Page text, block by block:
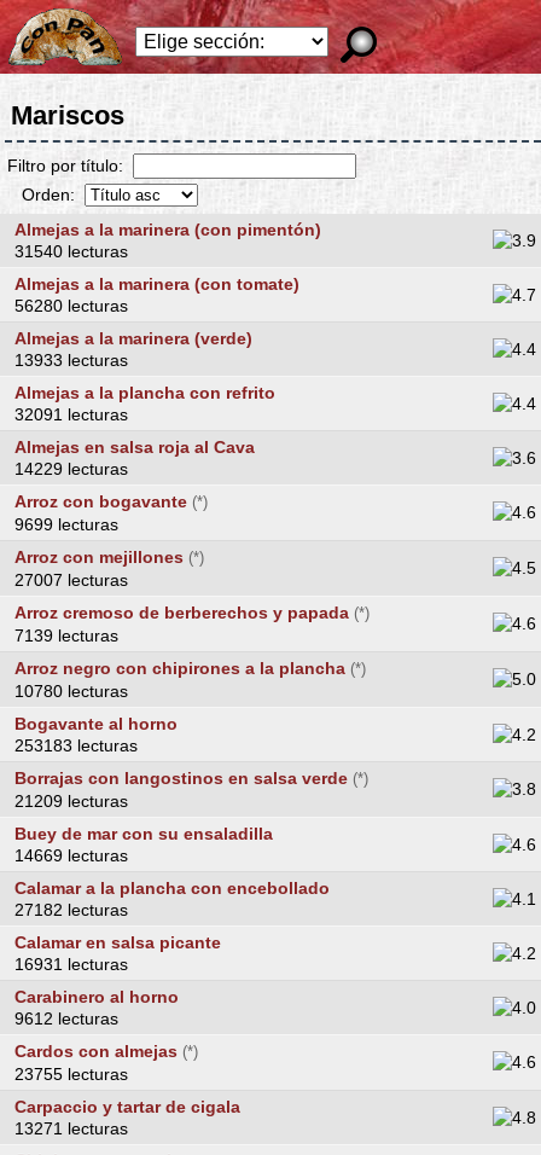
Mariscos
Filtro por título:
Orden:
Almejas a la marinera (con pimentón)
31540 lecturas
Almejas a la marinera (con tomate)
56280 lecturas
Almejas a la marinera (verde)
13933 lecturas
Almejas a la plancha con refrito
32091 lecturas
Almejas en salsa roja al Cava
14229 lecturas
Arroz con bogavante (*)
9699 lecturas
Arroz con mejillones (*)
27007 lecturas
Arroz cremoso de berberechos y papada (*)
7139 lecturas
Arroz negro con chipirones a la plancha (*)
10780 lecturas
Bogavante al horno
253183 lecturas
Borrajas con langostinos en salsa verde (*)
21209 lecturas
Buey de mar con su ensaladilla
14669 lecturas
Calamar a la plancha con encebollado
27182 lecturas
Calamar en salsa picante
16931 lecturas
Carabinero al horno
9612 lecturas
Cardos con almejas (*)
23755 lecturas
Carpaccio y tartar de cigala
13271 lecturas